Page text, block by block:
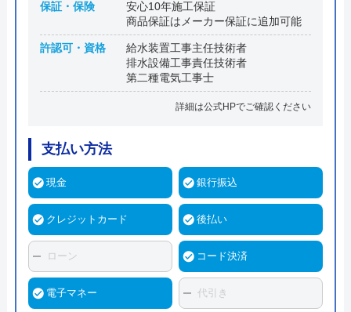
保証・保険
安心10年施工保証
商品保証はメーカー保証に追加可能
許認可・資格
給水装置工事主任技術者
排水設備工事責任技術者
第二種電気工事士
詳細は公式HPでご確認ください
支払い方法
現金 銀行振込
クレジットカード 後払い
ローン コード決済
電子マネー 代引き